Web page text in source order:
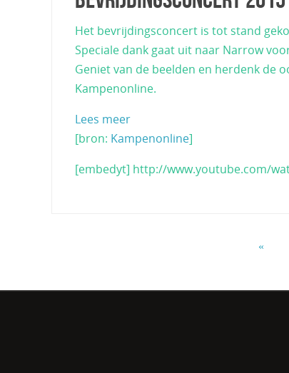
Het bevrijdingsconcert is tot stand
Speciale dank gaat uit naar Narrow
Geniet van de beelden en herdenk de
Kampenonline.
Lees meer
[bron: Kampenonline]
[embedyt] http://www.youtube.com/
«